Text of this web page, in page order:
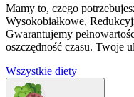
Mamy to, czego
Wysokobiałkowe,
Gwarantujemy
oszczędność czasu. Twoje
Wszystkie diety